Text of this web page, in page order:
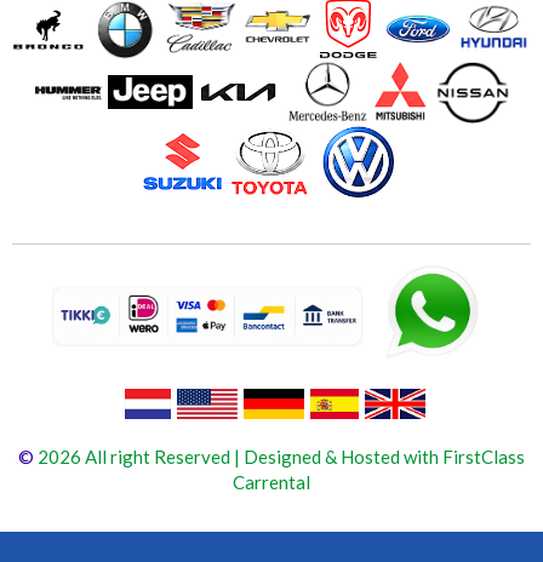
© 2026 All right Reserved | Designed & Hosted with FirstClass
Carrental